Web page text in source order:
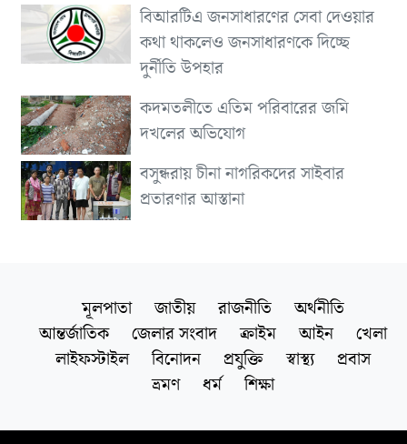
বিআরটিএ জনসাধারণের সেবা দেওয়ার
কথা থাকলেও জনসাধারণকে দিচ্ছে
দুর্নীতি উপহার
কদমতলীতে এতিম পরিবারের জমি
দখলের অভিযোগ
বসুন্ধরায় চীনা নাগরিকদের সাইবার
প্রতারণার আস্তানা
মূলপাতা জাতীয় রাজনীতি
অর্থনীতি
আন্তর্জাতিক
জেলার সংবাদ ক্রাইম আইন
খেলা
লাইফস্টাইল
বিনোদন প্রযুক্তি স্বাস্থ্য
প্রবাস
ভ্রমণ
ধর্ম শিক্ষা